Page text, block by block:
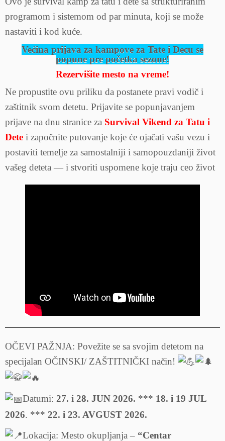
programom i sistemom od par minuta, koji se može
nastaviti i kod kuće.
Većina prijava za kampove za Tate i Decu se
popune pre početka sezone!
Rezervišite mesto na vreme!
Ne propustite ovu priliku da postanete pravi vodič i
zaštitnik svom detetu. Prijavite se popunjavanjem
prijave na dnu stranice za Survival Vikend za Tatu i
Dete i započnite putovanje koje će ojačati vašu vezu i
postaviti temelje za samostalniji i samopouzdaniji život
vašeg deteta — i stvoriti uspomene koje traju ceo život
OČEVI PAŽNJA: Povežite se sa svojim detetom na
specijalan OČINSKI/ ZAŠTITNIČKI način!
Datumi: 27. i 28. JUN 2026. *** 18. i 19 JUL
2026. *** 22. i 23. AVGUST 2026.
Lokacija: Mesto okupljanja – “Centar